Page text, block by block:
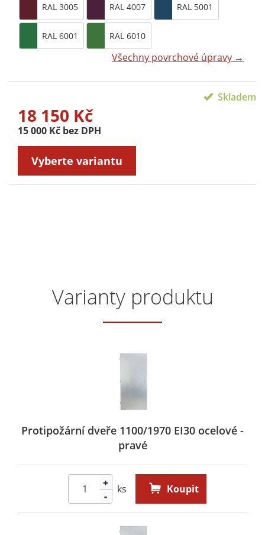
RAL 3005 RAL 4007 RAL 5001
RAL 6001 RAL 6010
Všechny povrchové úpravy →
Skladem
18 150 Kč
15 000 Kč bez DPH
Vyberte variantu
Varianty produktu
Protipožární dveře 1100/1970 EI30 ocelové -
pravé
-
+ ks Koupit